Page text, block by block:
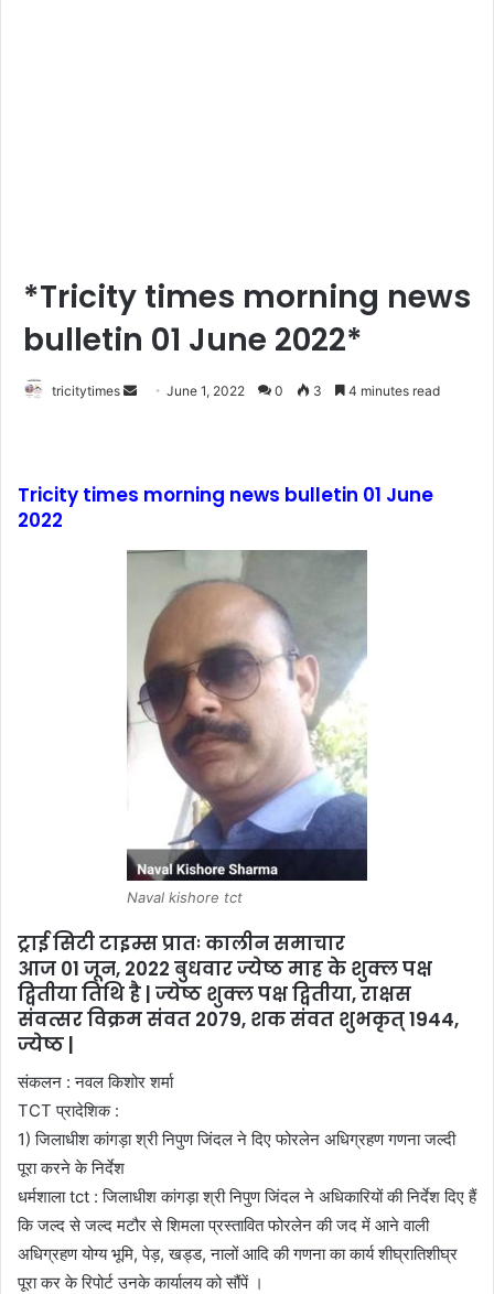
*Tricity times morning news
bulletin 01 June 2022*
tricitytimes
SendJune 1, 2022 0 3 4 minutes read
Tricity times morning news bulletin 01 June
2022
Naval kishore tct
ट्राई सिटी टाइम्स प्रातः कालीन समाचार
आज 01 जून, 2022 बुधवार ज्येष्ठ माह के शुक्ल पक्ष
द्वितीया तिथि है | ज्येष्ठ शुक्ल पक्ष द्वितीया, राक्षस
संवत्सर विक्रम संवत 2079, शक संवत शुभकृत् 1944,
ज्येष्ठ |
संकलन : नवल किशोर शर्मा
TCT प्रादेशिक :
1) जिलाधीश कांगड़ा श्री निपुण जिंदल ने दिए फोरलेन अधिग्रहण गणना जल्दी
पूरा करने के निर्देश
धर्मशाला tct : जिलाधीश कांगड़ा श्री निपुण जिंदल ने अधिकारियों की निर्देश दिए हैं
कि जल्द से जल्द मटौर से शिमला प्रस्तावित फोरलेन की जद में आने वाली
अधिग्रहण योग्य भूमि, पेड़, खड्ड, नालों आदि की गणना का कार्य शीघ्रातिशीघ्र
पूरा कर के रिपोर्ट उनके कार्यालय को सौंपें ।